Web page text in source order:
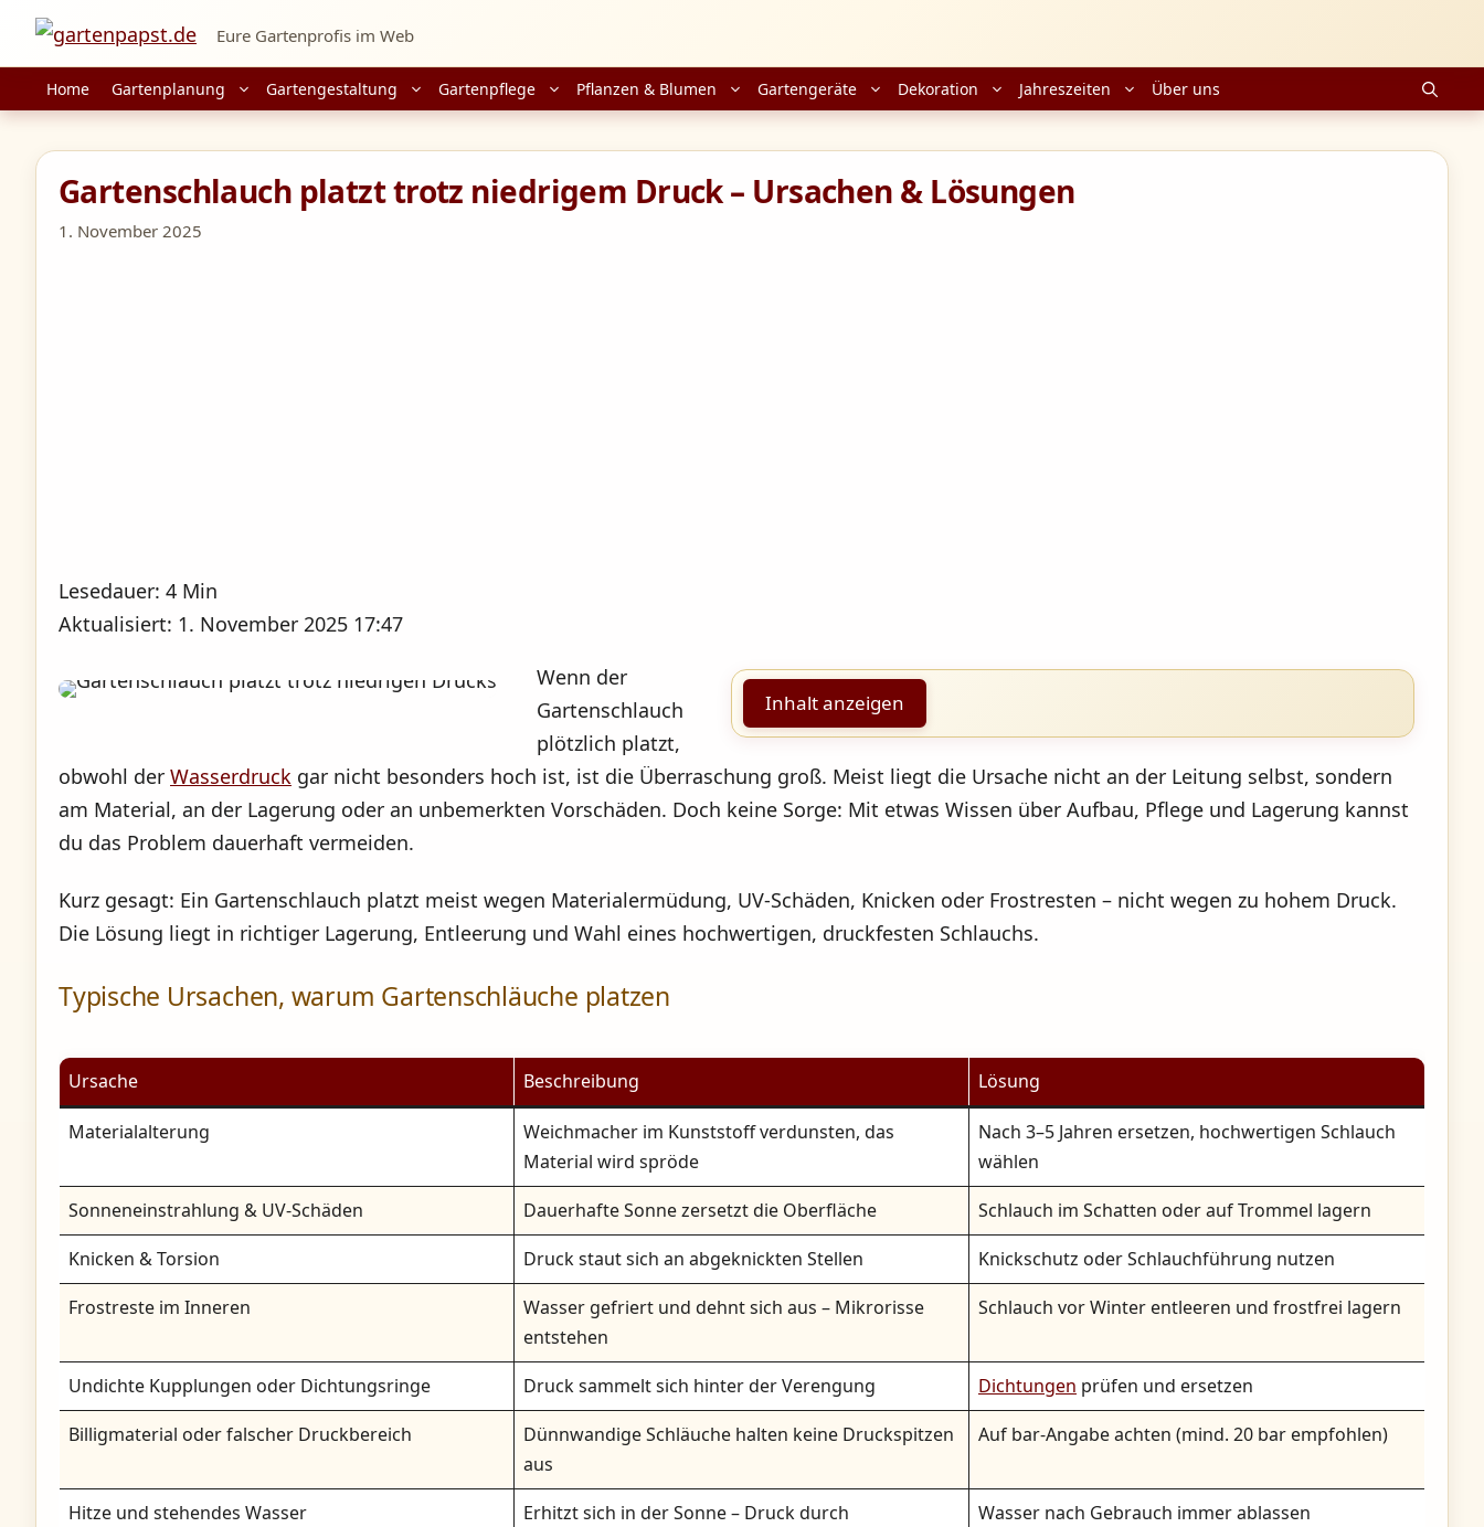
Zum
springen
Eure Gartenprofis im Web
Home Gartenplanung Gartengestaltung Gartenpflege Pflanzen & Blumen Gartengeräte Dekoration Jahreszeiten Über uns
Gartenschlauch platzt trotz niedrigem Druck – Ursachen & Lösungen
1. November 2025
Lesedauer: 4 Min
Aktualisiert: 1. November 2025 17:47
Inhalt anzeigen
Wenn der
Gartenschlauch
plötzlich platzt,
obwohl der Wasserdruck gar nicht besonders hoch ist, ist die Überraschung groß. Meist liegt die Ursache nicht an der Leitung selbst, sondern
am Material, an der Lagerung oder an unbemerkten Vorschäden. Doch keine Sorge: Mit etwas Wissen über Aufbau, Pflege und Lagerung kannst
du das Problem dauerhaft vermeiden.
Kurz gesagt: Ein Gartenschlauch platzt meist wegen Materialermüdung, UV-Schäden, Knicken oder Frostresten – nicht wegen zu hohem Druck.
Die Lösung liegt in richtiger Lagerung, Entleerung und Wahl eines hochwertigen, druckfesten Schlauchs.
Typische Ursachen, warum Gartenschläuche platzen
Ursache Beschreibung Lösung
Materialalterung
Weichmacher im Kunststoff verdunsten, das
Material wird spröde
Nach 3–5 Jahren ersetzen, hochwertigen Schlauch
wählen
Sonneneinstrahlung & UV-Schäden
Dauerhafte Sonne zersetzt die Oberfläche
Schlauch im Schatten oder auf Trommel lagern
Knicken & Torsion
Druck staut sich an abgeknickten Stellen
Knickschutz oder Schlauchführung nutzen
Frostreste im Inneren
Wasser gefriert und dehnt sich aus – Mikrorisse
entstehen
Schlauch vor Winter entleeren und frostfrei lagern
Undichte Kupplungen oder Dichtungsringe Druck sammelt sich hinter der Verengung Dichtungen prüfen und ersetzen
Billigmaterial oder falscher Druckbereich
Dünnwandige Schläuche halten keine Druckspitzen
aus
Auf bar-Angabe achten (mind. 20 bar empfohlen)
Hitze und stehendes Wasser
Erhitzt sich in der Sonne – Druck durch
Wasser nach Gebrauch immer ablassen